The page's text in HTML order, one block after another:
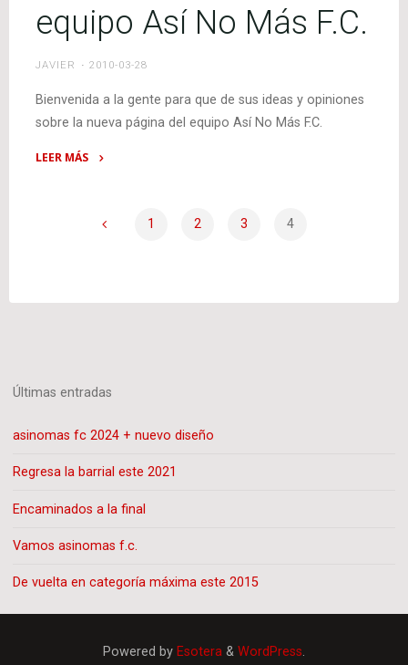
Apertura
2010"
equipo Así No Más F.C.
JAVIER 2010-03-28
Bienvenida a la gente para que de sus ideas y opiniones
sobre la nueva página del equipo Así No Más F.C.
LEER MÁS
pagination
1 2 3 4
Últimas entradas
asinomas fc 2024 + nuevo diseño
Regresa la barrial este 2021
Encaminados a la final
Vamos asinomas f.c.
De vuelta en categoría máxima este 2015
Powered by Esotera & WordPress.